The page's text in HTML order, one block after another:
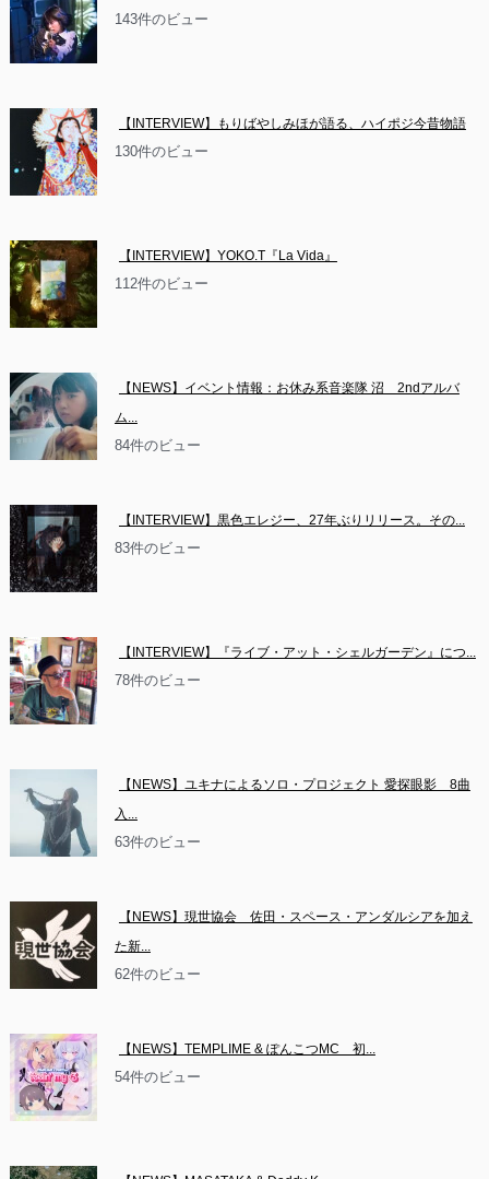
143件のビュー
【INTERVIEW】もりばやしみほが語る、ハイポジ今昔物語
130件のビュー
【INTERVIEW】YOKO.T『La Vida』
112件のビュー
【NEWS】イベント情報：お休み系音楽隊 沼　2ndアルバ
ム...
84件のビュー
【INTERVIEW】黒色エレジー、27年ぶりリリース。その...
83件のビュー
【INTERVIEW】『ライブ・アット・シェルガーデン』につ...
78件のビュー
【NEWS】ユキナによるソロ・プロジェクト 愛探眼影　8曲
入...
63件のビュー
【NEWS】現世協会　佐田・スペース・アンダルシアを加え
た新...
62件のビュー
【NEWS】TEMPLIME & ぽんこつMC　初...
54件のビュー